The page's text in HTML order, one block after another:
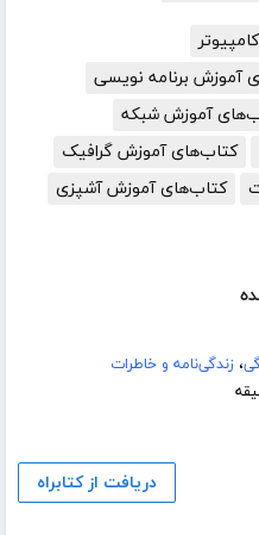
آموزش برنامه نویسی
آموزش شبکه
کتاب‌های آموزش گرافیک
کتاب‌های آموزش آشپزی
،زندگی‌نامه و خاطرات
دریافت از کتابراه